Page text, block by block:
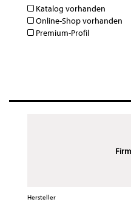
Katalog vorhanden
Online-Shop vorhanden
Premium-Profil
Hersteller